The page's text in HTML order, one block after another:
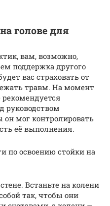
голове для
вам, возможно,
поддержка другого
вас страховать от
травм. На момент
рекомендуется
руководством
он мог контролировать
её выполнения.
по освоению стойки на
Встаньте на колени
так, чтобы они